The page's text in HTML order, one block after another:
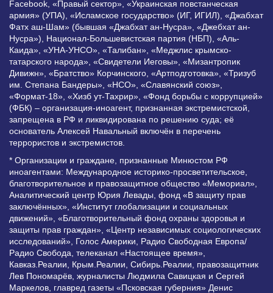
Facebook, «Правый сектор», «Украинская повстанческая
армия» (УПА), «Исламское государство» (ИГ, ИГИЛ), «Джабхат
Фатх аш-Шам» (бывшая «Джабхат ан-Нусра», «Джебхат ан-
Нусра»), Национал-Большевистская партия (НБП), «Аль-
Каида», «УНА-УНСО», «Талибан», «Меджлис крымско-
татарского народа», «Свидетели Иеговы», «Мизантропик
Дивижн», «Братство» Корчинского, «Артподготовка», «Тризуб
им. Степана Бандеры», «НСО», «Славянский союз»,
«Формат-18», «Хизб ут-Тахрир», «Фонд борьбы с коррупцией»
(ФБК) – организация-иноагент, признанная экстремистской,
запрещена в РФ и ликвидирована по решению суда; её
основатель Алексей Навальный включён в перечень
террористов и экстремистов.
* Организации и граждане, признанные Минюстом РФ
иноагентами: Международное историко-просветительское,
благотворительное и правозащитное общество «Мемориал»,
Аналитический центр Юрия Левады, фонд «В защиту прав
заключённых», «Институт глобализации и социальных
движений», «Благотворительный фонд охраны здоровья и
защиты прав граждан», «Центр независимых социологических
исследований», Голос Америки, Радио Свободная Европа/
Радио Свобода, телеканал «Настоящее время»,
Кавказ.Реалии, Крым.Реалии, Сибирь.Реалии, правозащитник
Лев Пономарёв, журналисты Людмила Савицкая и Сергей
Маркелов, главред газеты «Псковская губерния» Денис